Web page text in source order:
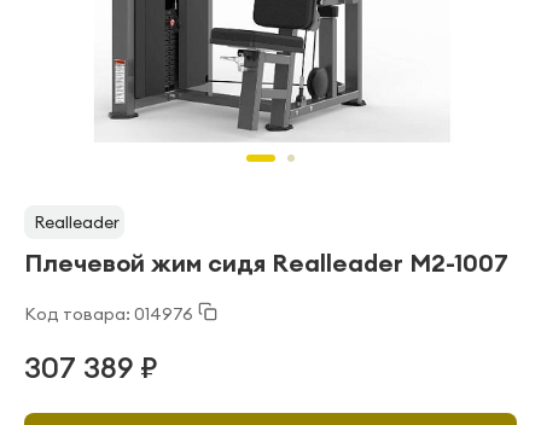
Realleader
Плечевой жим сидя Realleader M2-1007
Код товара: 014976
307 389 ₽